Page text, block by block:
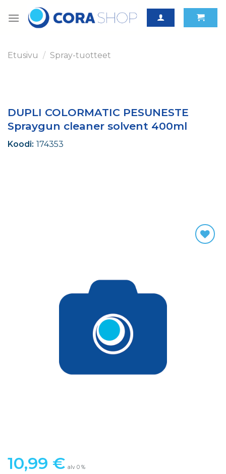
Etusivu / Spray-tuotteet
DUPLI COLORMATIC PESUNESTE
Spraygun cleaner solvent 400ml
Koodi: 174353
10,99 € alv 0 %